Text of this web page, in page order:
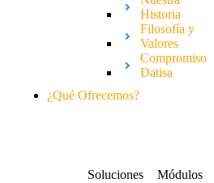
Historia
Filosofía y
Valores
Compromiso
Datisa
¿Qué Ofrecemos?
Soluciones
Módulos